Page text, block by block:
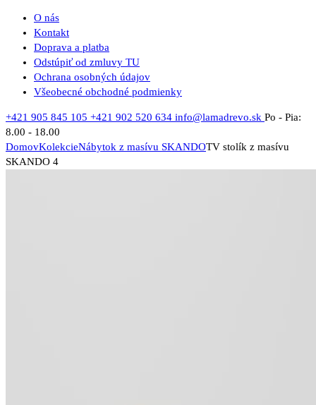
O nás
Kontakt
Doprava a platba
Odstúpiť od zmluvy TU
Ochrana osobných údajov
Všeobecné obchodné podmienky
+421 905 845 105 +421 902 520 634 info@lamadrevo.sk Po - Pia:
8.00 - 18.00
DomovKolekcieNábytok z masívu SKANDOTV stolík z masívu
SKANDO 4